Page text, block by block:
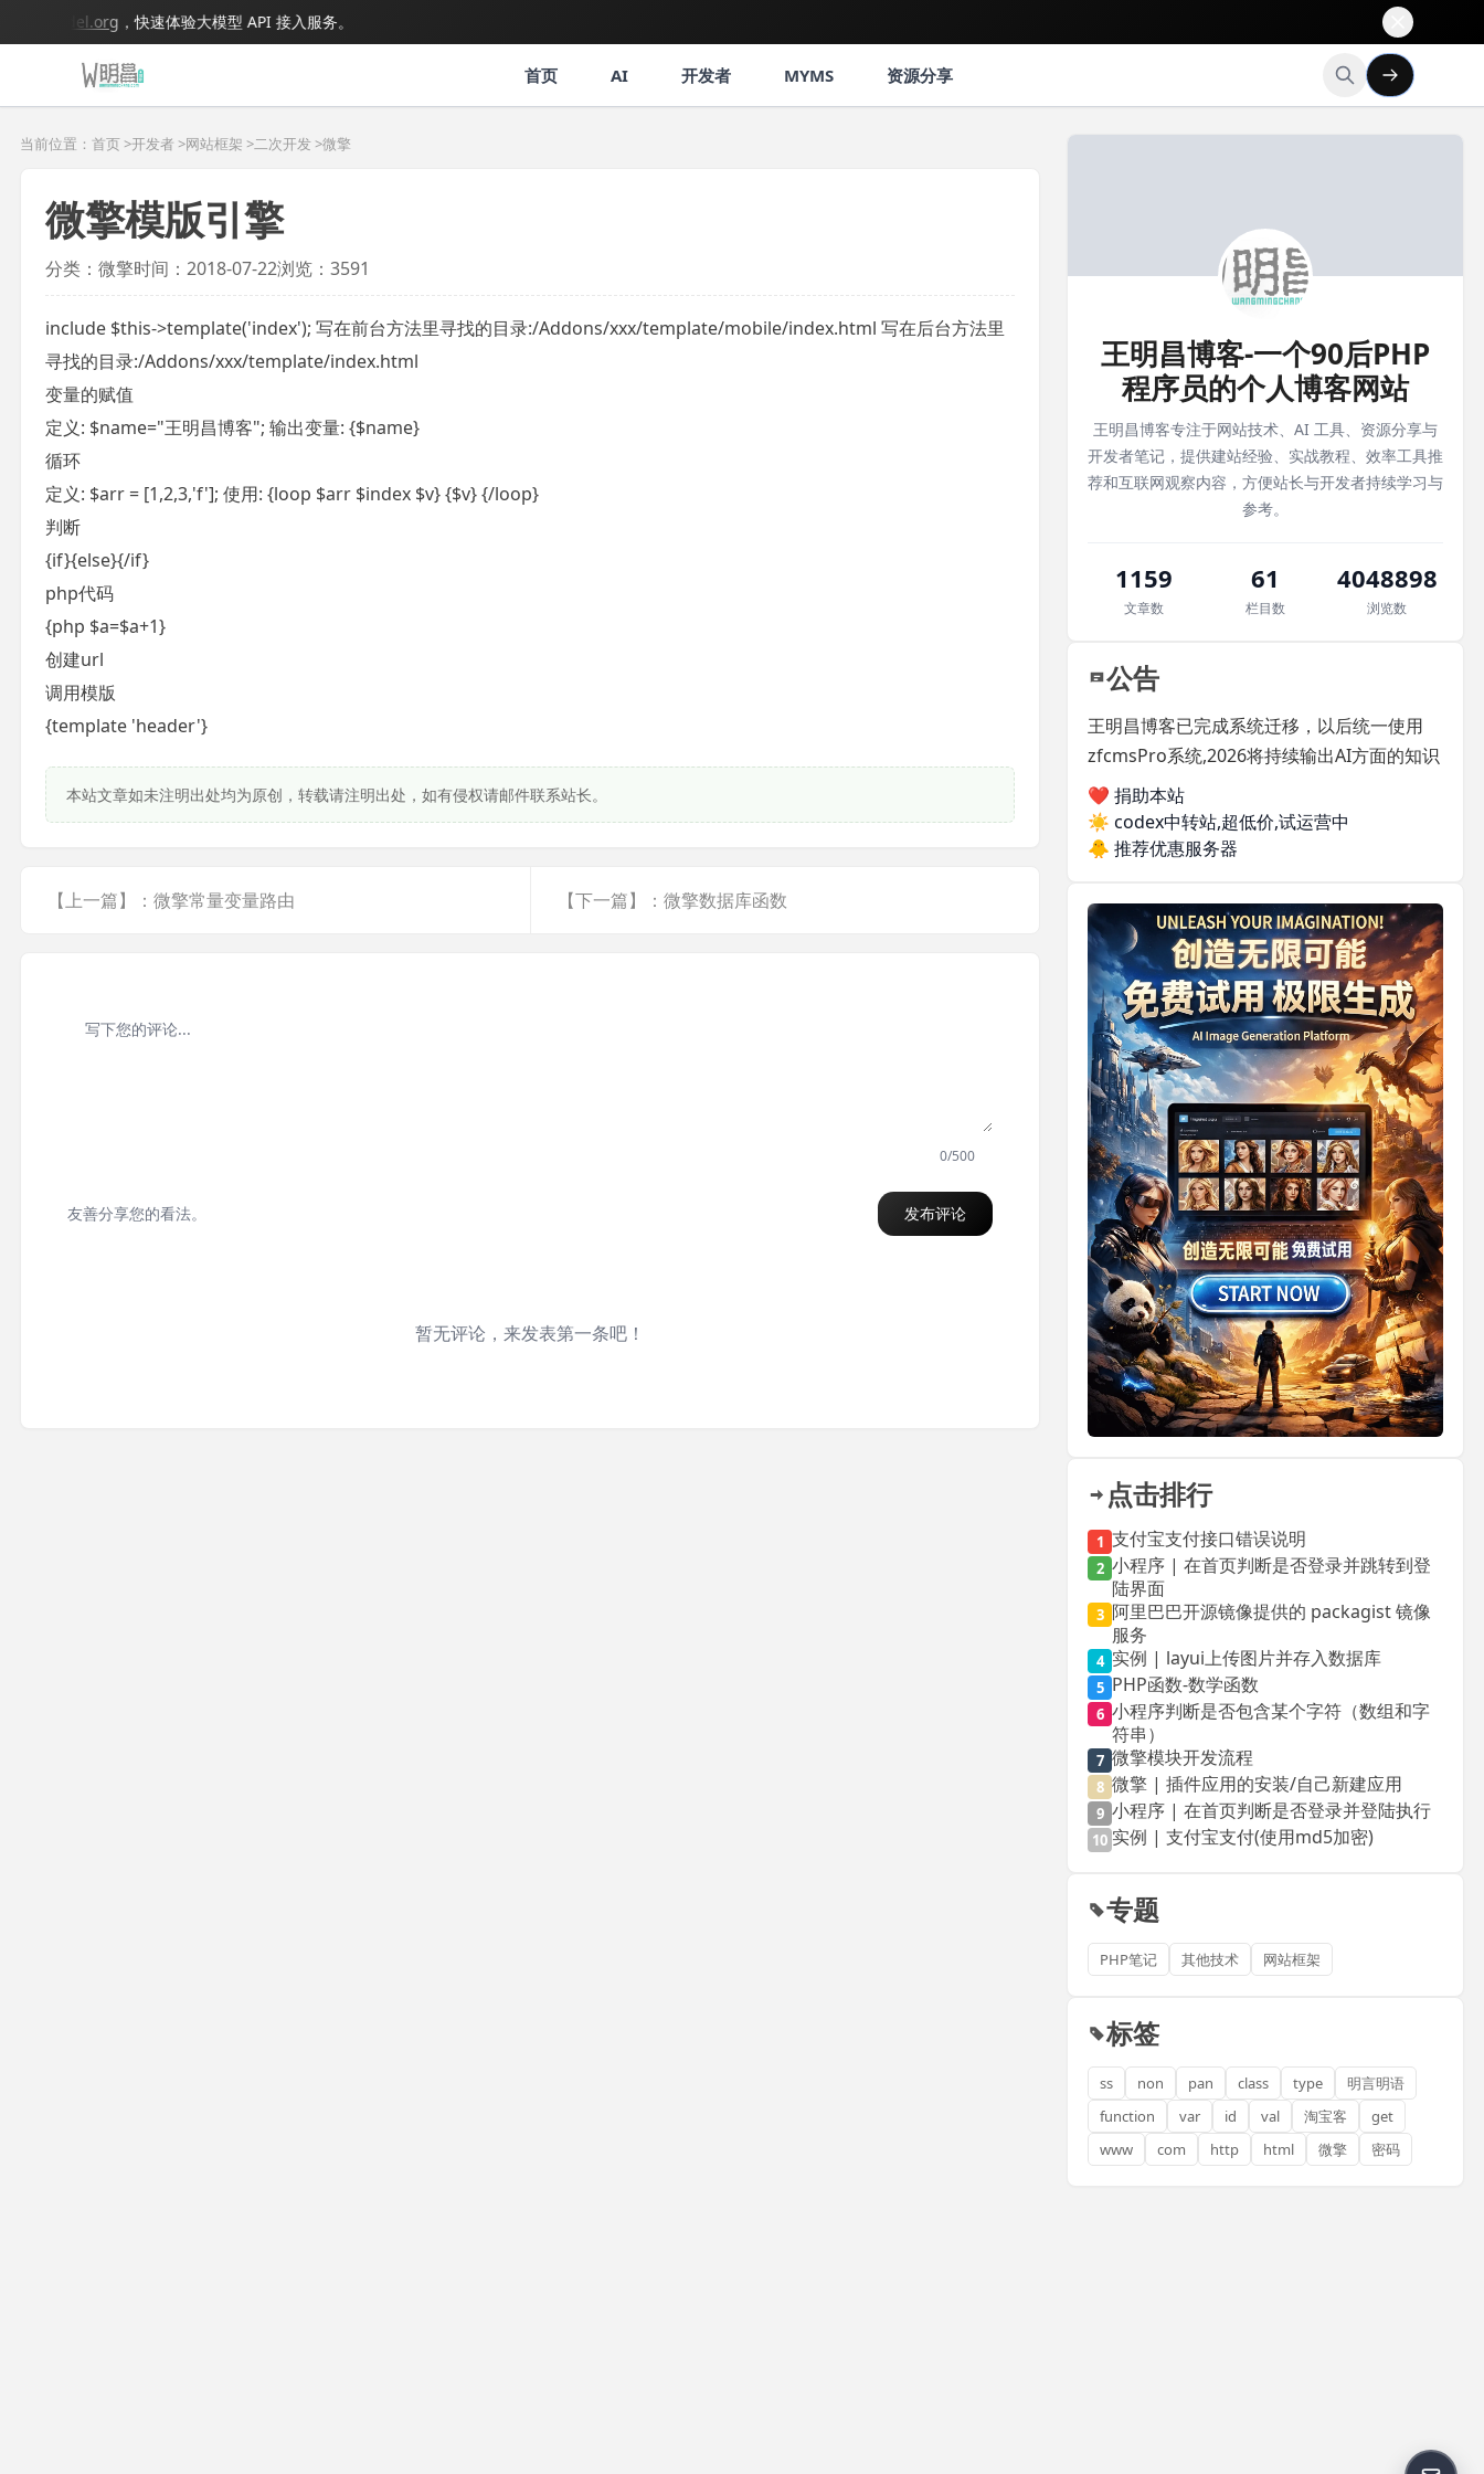
，快速体验大模型 API 接入服务。
首页 AI 开发者 MYMS 资源分享
当前位置：首页 >开发者 >网站框架 >二次开发>微擎
微擎模版引擎
分类：微擎时间：2018-07-22浏览：3591
include $this->template('index'); 写在前台方法里寻找的目录:/Addons/xxx/template/mobile/index.html 写在后台方法里
寻找的目录:/Addons/xxx/template/index.html
变量的赋值
定义: $name="王明昌博客"; 输出变量: {$name}
循环
定义: $arr = [1,2,3,'f']; 使用: {loop $arr $index $v} {$v} {/loop}
判断
{if}{else}{/if}
php代码
{php $a=$a+1}
创建url
调用模版
{template 'header'}
本站文章如未注明出处均为原创，转载请注明出处，如有侵权请邮件联系站长。
【上一篇】：微擎常量变量路由 【下一篇】：微擎数据库函数
0/500
友善分享您的看法。 发布评论
暂无评论，来发表第一条吧！
王明昌博客-一个90后PHP
程序员的个人博客网站
王明昌博客专注于网站技术、AI 工具、资源分享与
开发者笔记，提供建站经验、实战教程、效率工具推
荐和互联网观察内容，方便站长与开发者持续学习与
参考。
1159
文章数
61
栏目数
4048898
浏览数
公告
王明昌博客已完成系统迁移，以后统一使用
zfcmsPro系统,2026将持续输出AI方面的知识
❤️ 捐助本站
☀️ codex中转站,超低价,试运营中
🐥 推荐优惠服务器
点击排行
1 支付宝支付接口错误说明
2 小程序 | 在首页判断是否登录并跳转到登
陆界面
3 阿里巴巴开源镜像提供的 packagist 镜像
服务
4 实例 | layui上传图片并存入数据库
5 PHP函数-数学函数
6 小程序判断是否包含某个字符（数组和字
符串）
7 微擎模块开发流程
8 微擎 | 插件应用的安装/自己新建应用
9 小程序 | 在首页判断是否登录并登陆执行
10 实例 | 支付宝支付(使用md5加密)
专题
PHP笔记 其他技术 网站框架
标签
ss non pan class type
明言明语
function
var id val 淘宝客
get
www
com http html 微擎 密码